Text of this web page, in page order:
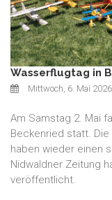
Wasserflugtag in
Mittwoch, 6. Mai 2026
Am Samstag 2. Mai
Beckenried statt.
haben wieder einen
Nidwaldner Zeitung
veröffentlicht.